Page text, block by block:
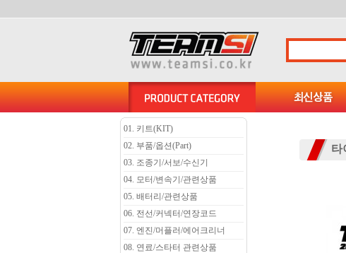
01. 키트(KIT)
02. 부품/옵션(Part)
03. 조종기/서보/수신기
04. 모터/변속기/관련상품
05. 배터리/관련상품
06. 전선/커넥터/연장코드
07. 엔진/머플러/에어크리너
08. 연료/스타터 관련상품
타